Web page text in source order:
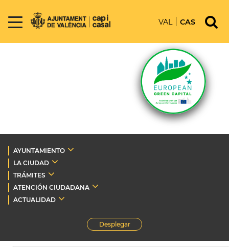
VAL CAS
AYUNTAMIENTO
LA CIUDAD
TRÁMITES
ATENCIÓN CIUDADANA
ACTUALIDAD
Desplegar